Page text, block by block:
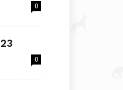
0
0